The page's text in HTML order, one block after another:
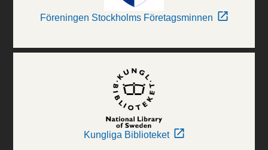
Föreningen Stockholms Företagsminnen
Kungliga Biblioteket